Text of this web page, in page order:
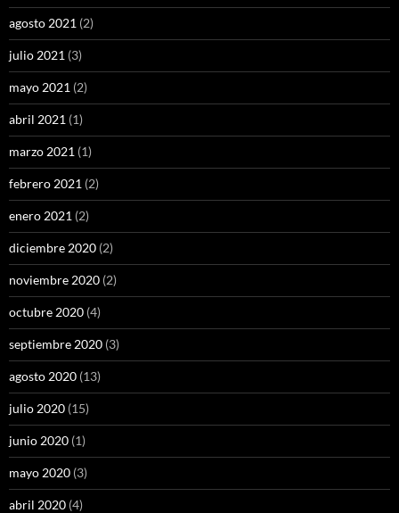
agosto 2021 (2)
julio 2021 (3)
mayo 2021 (2)
abril 2021 (1)
marzo 2021 (1)
febrero 2021 (2)
enero 2021 (2)
diciembre 2020 (2)
noviembre 2020 (2)
octubre 2020 (4)
septiembre 2020 (3)
agosto 2020 (13)
julio 2020 (15)
junio 2020 (1)
mayo 2020 (3)
abril 2020 (4)